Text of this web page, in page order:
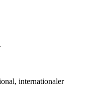
internationaler